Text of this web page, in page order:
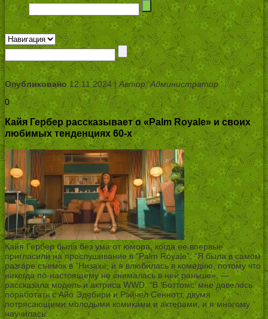
Опубликовано12.11.2024 | Автор: Администратор
0
Кайя Гербер рассказывает о «Palm Royale» и своих
любимых тенденциях 60-х
Кайя Гербер была без ума от юмора, когда ее впервые
пригласили на прослушивание в “Palm Royale”. “Я была в самом
разгаре съемок в ”Низах», и я влюбилась в комедию, потому что
никогда по-настоящему не снималась в ней раньше», —
рассказала модель и актриса WWD. “В ‘Боттомс’ мне довелось
поработать с Айо Эдебири и Рэйчел Сеннотт, двумя
потрясающими молодыми комиками и актерами, и я многому
научилась.